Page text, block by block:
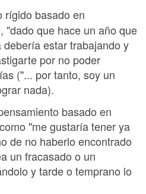
rígido basado en
"dado que hace un año que
estar trabajando y
por no poder
("... por tanto, soy un
nada).
basado en
"me gustaría tener ya
de no haberlo encontrado
un fracasado o un
y tarde o temprano lo